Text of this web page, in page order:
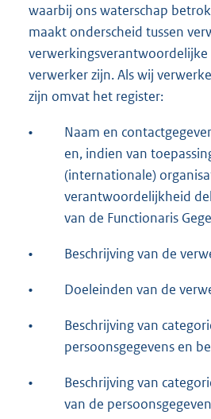
waarbij ons waterschap
maakt onderscheid tussen
verwerkingsverantwoordelijke
verwerker zijn. Als wij
zijn omvat het register:
•
Naam en
en, indien van
(internationale)
verantwoordelijkheid
van de Functionaris
• Beschrijving van de
• Doeleinden van de
•
Beschrijving van
persoonsgegevens en
•
Beschrijving van
van de